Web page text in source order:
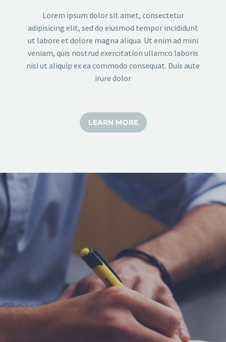
Lorem ipsum dolor sit amet, consectetur
adipisicing elit, sed do eiusmod tempor incididunt
ut labore et dolore magna aliqua. Ut enim ad mini
veniam, quis nostrud exercitation ullamco laboris
nisi ut aliquip ex ea commodo consequat. Duis aute
irure dolor
LEARN MORE